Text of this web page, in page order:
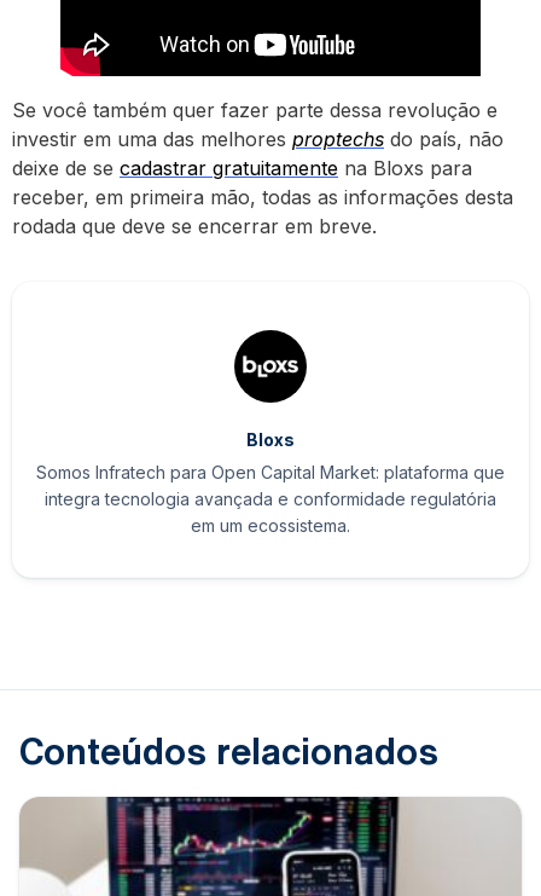
Se você também quer fazer parte dessa revolução e
investir em uma das melhores proptechs do país, não
deixe de se cadastrar gratuitamente na Bloxs para
receber, em primeira mão, todas as informações desta
rodada que deve se encerrar em breve.
Bloxs
Somos Infratech para Open Capital Market: plataforma que
integra tecnologia avançada e conformidade regulatória
em um ecossistema.
Conteúdos relacionados